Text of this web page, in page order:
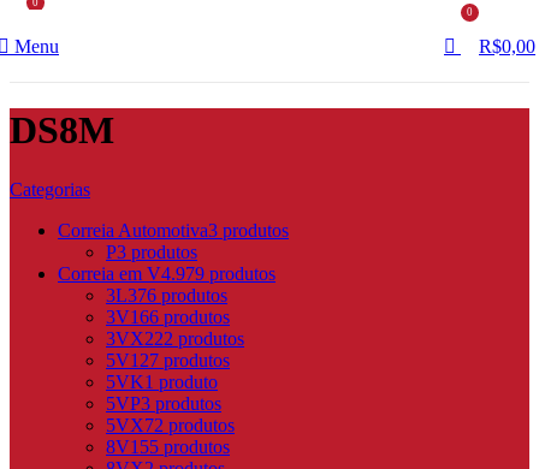
Menu
0
R$0,00
DS8M
Categorias
Correia Automotiva3 produtos
P3 produtos
Correia em V4.979 produtos
3L376 produtos
3V166 produtos
3VX222 produtos
5V127 produtos
5VK1 produto
5VP3 produtos
5VX72 produtos
8V155 produtos
0